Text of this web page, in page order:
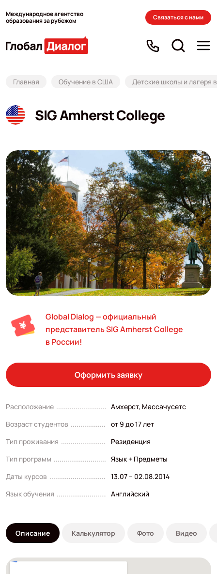
Международное агентство
образования за рубежом
Связаться с нами
Главная Обучение в США Детские школы и лагеря
SIG Amherst College
Global Dialog — официальный
представитель SIG Amherst College
в России!
Оформить заявку
Расположение
Амхерст, Массачусетс
Возраст студентов
от 9 до 17 лет
Тип проживания
Резиденция
Тип программ
Язык + Предметы
Даты курсов
13.07 – 02.08.2014
Язык обучения
Английский
Описание Калькулятор Фото Видео